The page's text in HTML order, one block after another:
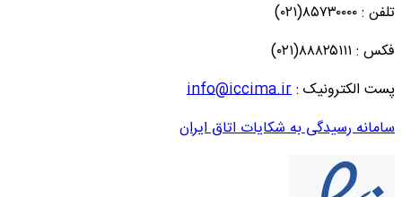
تلفن : ۸۵۷۳۰۰۰۰(۰۲۱)
فکس : ۸۸۸۲۵۱۱۱(۰۲۱)
پست الکترونیک :info@iccima.ir
سامانه رسیدگی به شکایات اتاق ایران